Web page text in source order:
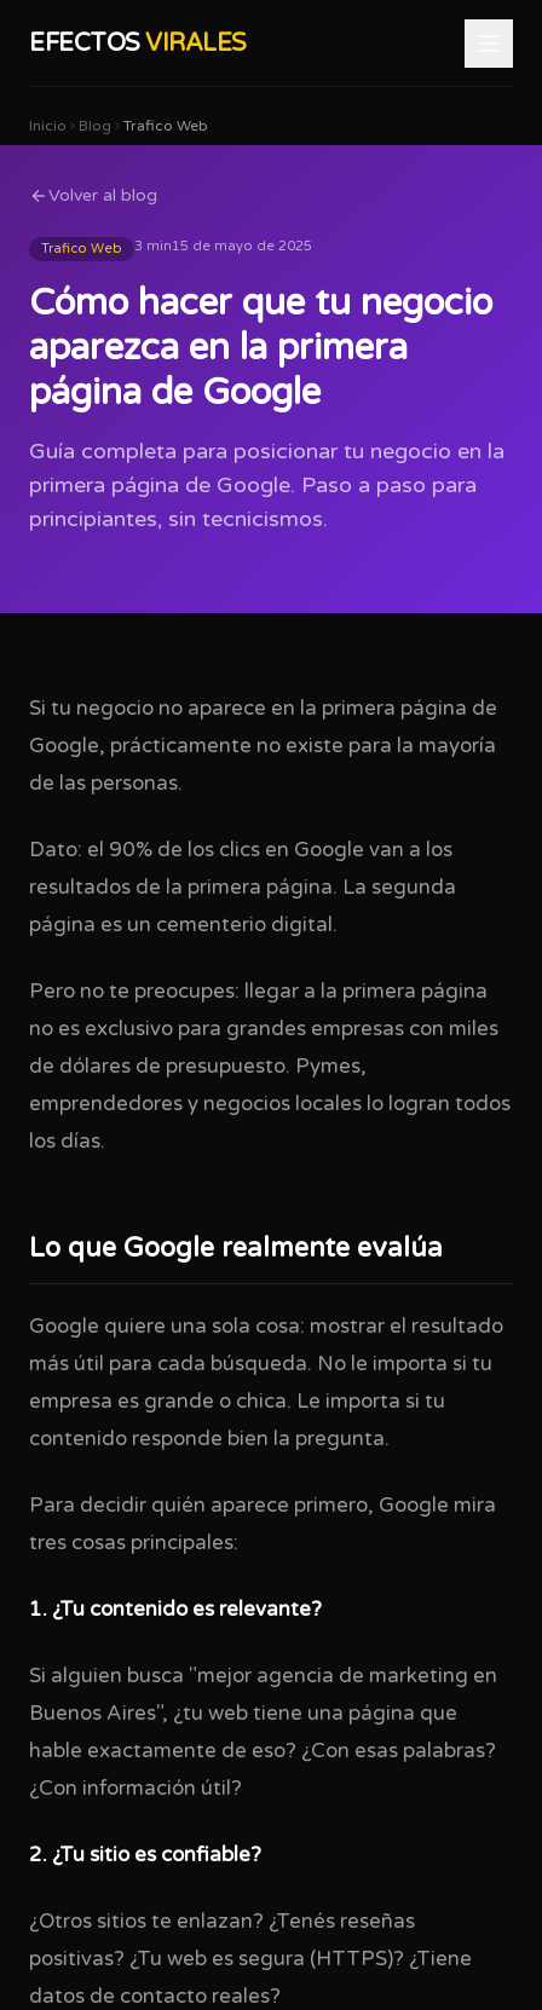
EFECTOSVIRALES
Inicio Blog Trafico Web
Volver al blog
Trafico Web 3 min15 de mayo de 2025
Cómo hacer que tu negocio
aparezca en la primera
página de Google
Guía completa para posicionar tu negocio en la
primera página de Google. Paso a paso para
principiantes, sin tecnicismos.
Si tu negocio no aparece en la primera página de
Google, prácticamente no existe para la mayoría
de las personas.
Dato: el 90% de los clics en Google van a los
resultados de la primera página. La segunda
página es un cementerio digital.
Pero no te preocupes: llegar a la primera página
no es exclusivo para grandes empresas con miles
de dólares de presupuesto. Pymes,
emprendedores y negocios locales lo logran todos
los días.
Lo que Google realmente evalúa
Google quiere una sola cosa: mostrar el resultado
más útil para cada búsqueda. No le importa si tu
empresa es grande o chica. Le importa si tu
contenido responde bien la pregunta.
Para decidir quién aparece primero, Google mira
tres cosas principales:
1. ¿Tu contenido es relevante?
Si alguien busca "mejor agencia de marketing en
Buenos Aires", ¿tu web tiene una página que
hable exactamente de eso? ¿Con esas palabras?
¿Con información útil?
2. ¿Tu sitio es confiable?
¿Otros sitios te enlazan? ¿Tenés reseñas
positivas? ¿Tu web es segura (HTTPS)? ¿Tiene
datos de contacto reales?